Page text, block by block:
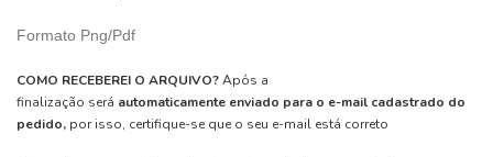
Formato Png/Pdf
COMO RECEBEREI O ARQUIVO?Após a
finalização será automaticamente enviado para o e-mail cadastrado do
pedido, por isso, certifique-se que o seu e-mail está correto